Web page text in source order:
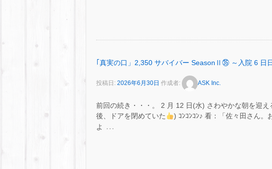
｢真実の口」2,350 サバイバー SeasonⅡ㉟ ～入院 6 日
投稿日: 2026年6月30日 作成者: ASK Inc.
前回の続き・・・。 2 月 12 日(水) さわやかな朝を迎
後、ドアを閉めていた
) ｺﾝｺﾝｺﾝ♪ 看：「佐々田さん
よ
…